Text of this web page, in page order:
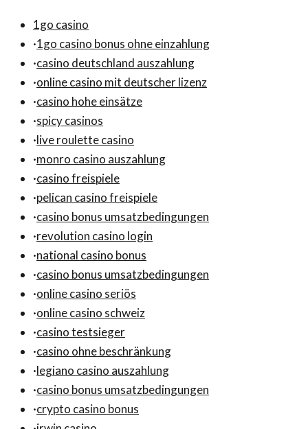
1go casino
·1go casino bonus ohne einzahlung
·casino deutschland auszahlung
·online casino mit deutscher lizenz
·casino hohe einsätze
·spicy casinos
·live roulette casino
·monro casino auszahlung
·casino freispiele
·pelican casino freispiele
·casino bonus umsatzbedingungen
·revolution casino login
·national casino bonus
·casino bonus umsatzbedingungen
·online casino seriös
·online casino schweiz
·casino testsieger
·casino ohne beschränkung
·legiano casino auszahlung
·casino bonus umsatzbedingungen
·crypto casino bonus